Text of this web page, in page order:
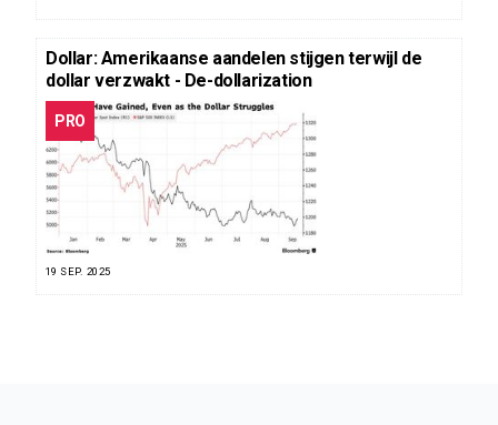
Dollar: Amerikaanse aandelen stijgen terwijl de
dollar verzwakt - De-dollarization
PRO
19 SEP. 2025